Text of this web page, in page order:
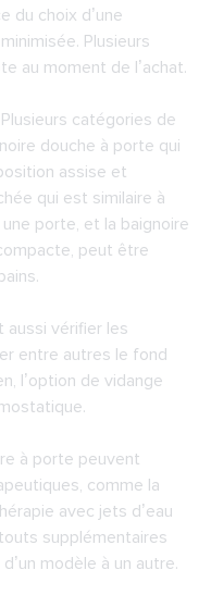
du choix d’une
Plusieurs
au moment de l’achat.
catégories de
douche à porte qui
assise et
qui est similaire à
porte, et la baignoire
peut être
aussi vérifier les
entre autres le fond
l’option de vidange
à porte peuvent
comme la
avec jets d’eau
supplémentaires
modèle à un autre.